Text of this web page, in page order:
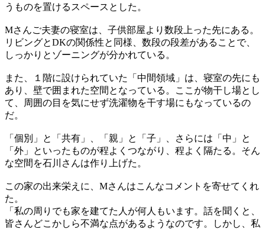
うものを置けるスペースとした。
Mさんご夫妻の寝室は、子供部屋より数段上った先にある。
リビングとDKの関係性と同様、数段の段差があることで、
しっかりとゾーニングが分かれている。
また、１階に設けられていた「中間領域」は、寝室の先にも
あり、壁で囲まれた空間となっている。ここが物干し場とし
て、周囲の目を気にせず洗濯物を干す場にもなっているの
だ。
「個別」と「共有」、「親」と「子」、さらには「中」と
「外」といったものが程よくつながり、程よく隔たる。そん
な空間を石川さんは作り上げた。
この家の出来栄えに、Mさんはこんなコメントを寄せてくれ
た。
「私の周りでも家を建てた人が何人もいます。話を聞くと、
皆さんどこかしら不満な点があるようなのです。しかし、私